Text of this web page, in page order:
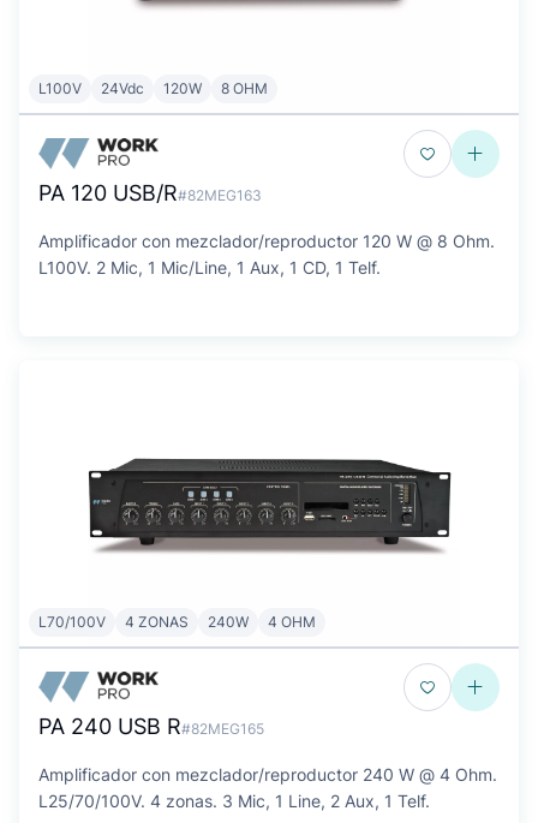
L100V 24Vdc 120W 8 OHM
PA 120 USB/R#82MEG163
Amplificador con mezclador/reproductor 120 W @ 8 Ohm.
L100V. 2 Mic, 1 Mic/Line, 1 Aux, 1 CD, 1 Telf.
L70/100V 4 ZONAS 240W 4 OHM
PA 240 USB R#82MEG165
Amplificador con mezclador/reproductor 240 W @ 4 Ohm.
L25/70/100V. 4 zonas. 3 Mic, 1 Line, 2 Aux, 1 Telf.